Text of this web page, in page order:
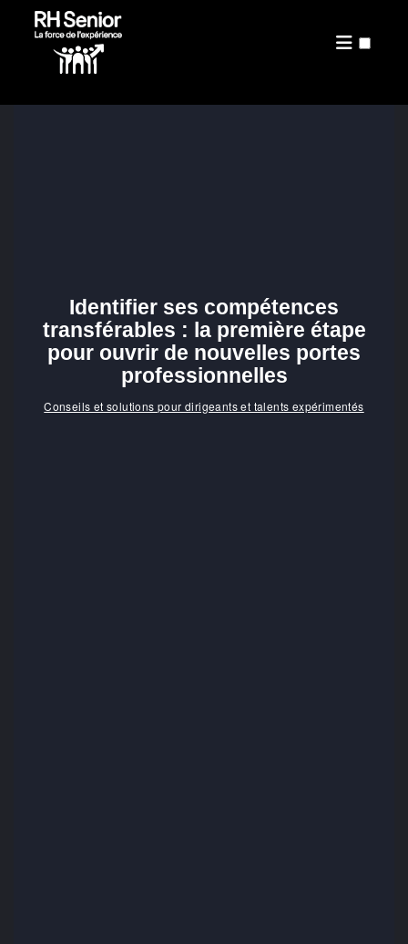
Identifier ses compétences
transférables : la première étape
pour ouvrir de nouvelles portes
professionnelles
Conseils et solutions pour dirigeants et talents expérimentés